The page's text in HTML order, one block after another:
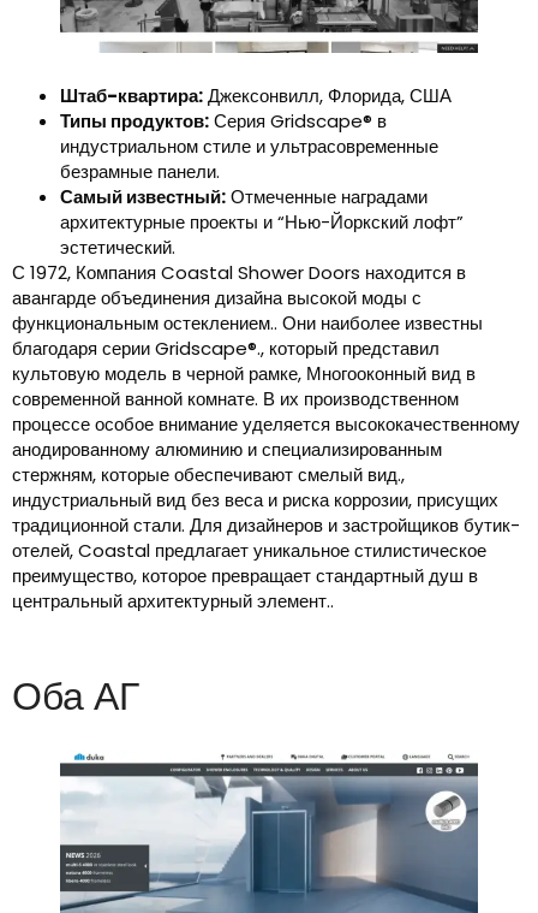
Штаб-квартира:Джексонвилл, Флорида, США
Типы продуктов:Серия Gridscape® в
индустриальном стиле и ультрасовременные
безрамные панели.
Самый известный:Отмеченные наградами
архитектурные проекты и “Нью-Йоркский лофт”
эстетический.
С 1972, Компания Coastal Shower Doors находится в
авангарде объединения дизайна высокой моды с
функциональным остеклением.. Они наиболее известны
благодаря серии Gridscape®., который представил
культовую модель в черной рамке, Многооконный вид в
современной ванной комнате. В их производственном
процессе особое внимание уделяется высококачественному
анодированному алюминию и специализированным
стержням, которые обеспечивают смелый вид.,
индустриальный вид без веса и риска коррозии, присущих
традиционной стали. Для дизайнеров и застройщиков бутик-
отелей, Coastal предлагает уникальное стилистическое
преимущество, которое превращает стандартный душ в
центральный архитектурный элемент..
Оба АГ